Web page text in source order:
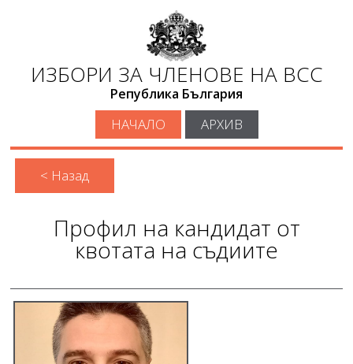
ИЗБОРИ ЗА ЧЛЕНОВЕ НА ВСС
Република България
НАЧАЛО АРХИВ
< Назад
Профил на кандидат от
квотата на съдиите